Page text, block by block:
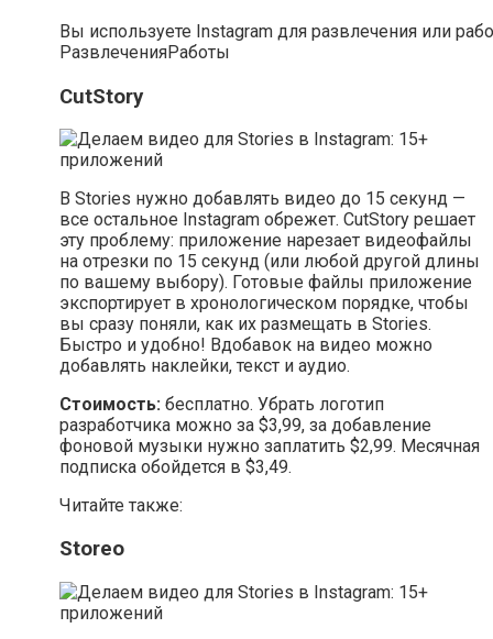
Вы используете Instagram для развлечения или
РазвлеченияРаботы
CutStory
В Stories нужно добавлять видео до 15 секунд —
все остальное Instagram обрежет. CutStory решает
эту проблему: приложение нарезает видеофайлы
на отрезки по 15 секунд (или любой другой длины
по вашему выбору). Готовые файлы приложение
экспортирует в хронологическом порядке, чтобы
вы сразу поняли, как их размещать в Stories.
Быстро и удобно! Вдобавок на видео можно
добавлять наклейки, текст и аудио.
Стоимость: бесплатно. Убрать логотип
разработчика можно за $3,99, за добавление
фоновой музыки нужно заплатить $2,99. Месячная
подписка обойдется в $3,49.
Читайте также:
Storeo